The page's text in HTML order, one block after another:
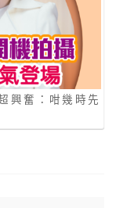
興奮：咁幾時先